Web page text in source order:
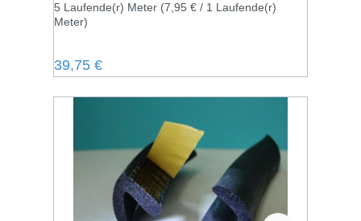
5 Laufende(r) Meter (7,95 € / 1 Laufende(r)
Meter)
Regulärer Preis:
39,75 €